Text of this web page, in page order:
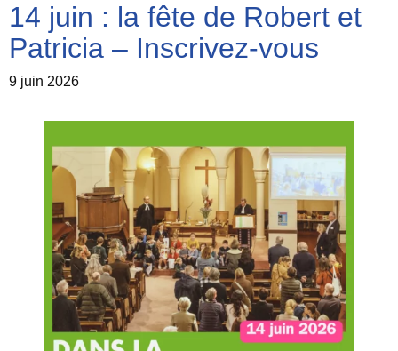
14 juin : la fête de Robert et
Patricia – Inscrivez-vous
9 juin 2026